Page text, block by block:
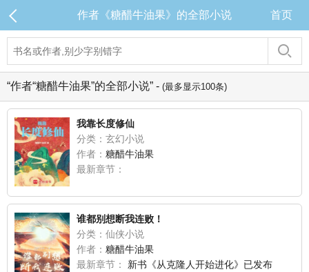
作者《糖醋牛油果》的全部小说 首页
“作者“糖醋牛油果”的全部小说” - (最多显示100条)
我靠长度修仙
分类：玄幻小说
作者： 糖醋牛油果
最新章节：
谁都别想断我连败！
分类：仙侠小说
作者： 糖醋牛油果
最新章节：
新书《从克隆人开始进化》已发布